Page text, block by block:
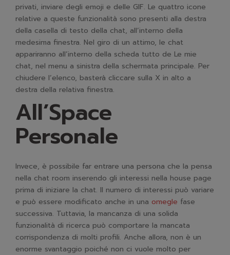
privati, inviare degli emoji e delle GIF. Le quattro icone
relative a queste funzionalità sono presenti alla destra
della casella di testo della chat, all’interno della
medesima finestra. Nel giro di un attimo, le chat
appariranno all’interno della scheda tutto de Le mie
chat, nel menu a sinistra della schermata principale. Per
chiudere l’elenco, basterà cliccare sulla X in alto a
destra della relativa finestra.
All’Space
Personale
Invece, è possibile far entrare una persona che la pensa
nella chat room inserendo gli interessi nella house page
prima di iniziare la chat. Il numero di interessi può variare
e può essere modificato anche in una omegle fase
successiva. Tuttavia, la mancanza di una solida
funzionalità di ricerca può comportare la mancata
corrispondenza di molti profili. Anche allora, non è un
enorme svantaggio poiché non ci vuole molto per